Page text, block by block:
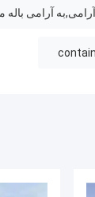
آرامی